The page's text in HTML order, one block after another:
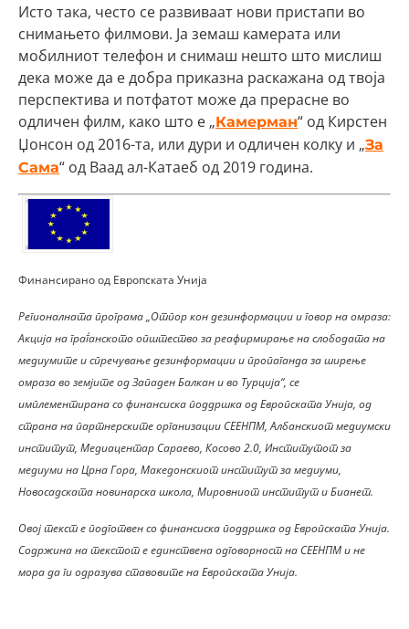
Исто така, често се развиваат нови пристапи во
снимањето филмови. Ја земаш камерата или
мобилниот телефон и снимаш нешто што мислиш
дека може да е добра приказна раскажана од твоја
перспектива и потфатот може да прерасне во
одличен филм, како што е „Камерман“ од Кирстен
Џонсон од 2016-та, или дури и одличен колку и „За
Сама“ од Ваад ал-Катаеб од 2019 година.
Финансирано од Европската Унија
Регионалната програма „Отпор кон дезинформации и говор на омраза:
Акција на граѓанското општество за реафирмирање на слободата на
медиумите и спречување дезинформации и пропаганда за ширење
омраза во земјите од Западен Балкан и во Турција“, се
имплементирана со финансиска поддршка од Европската Унија, од
страна на партнерските организации СЕЕНПМ, Албанскиот медиумски
институт, Медиацентар Сараево, Косово 2.0, Институтот за
медиуми на Црна Гора, Македонскиот институт за медиуми,
Новосадската новинарска школа, Мировниот институт и Бианет.
Овој текст е подготвен со финансиска поддршка од Европската Унија.
Содржина на текстот е единствена одговорност на СЕЕНПМ и не
мора да ги одразува ставовите на Европската Унија.